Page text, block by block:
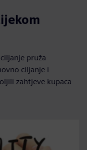
pruža
ciljanje i
zahtjeve kupaca